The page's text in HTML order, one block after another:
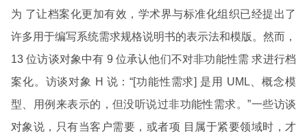
为 了让档案化更加有效，学术界与标准化组织已经提出了
许多用于编写系统需求规格说明书的表示法和模版。然而，
13 位访谈对象中有 9 位承认他们不对非功能性需 求进行档
案化。访谈对象 H 说：“[功能性需求] 是用 UML、概念模
型、用例来表示的，但没听说过非功能性需求。”一些访谈
对象说，只有当客户需要，或者项 目属于紧要领域时，才